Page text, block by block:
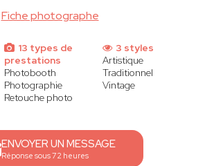
Fiche photographe
13 types de
prestations
Photobooth
Photographie
Retouche photo
3 styles
Artistique
Traditionnel
Vintage
ENVOYER UN MESSAGE
Réponse sous 72 heures